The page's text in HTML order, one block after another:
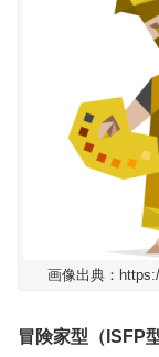
画像出典：
冒険家型（ISFP型